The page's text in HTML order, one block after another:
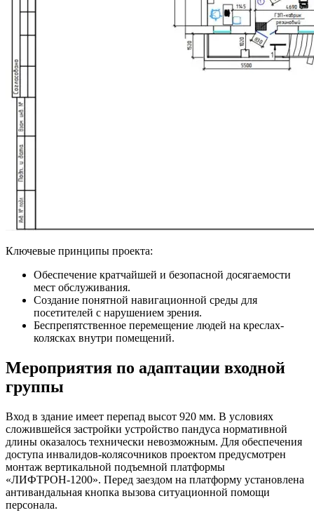
Ключевые принципы проекта:
Обеспечение кратчайшей и безопасной досягаемости
мест обслуживания.
Создание понятной навигационной среды для
посетителей с нарушением зрения.
Беспрепятственное перемещение людей на креслах-
колясках внутри помещений.
Мероприятия по адаптации входной
группы
Вход в здание имеет перепад высот 920 мм. В условиях
сложившейся застройки устройство пандуса нормативной
длины оказалось технически невозможным. Для обеспечения
доступа инвалидов-колясочников проектом предусмотрен
монтаж вертикальной подъемной платформы
«ЛИФТРОН-1200». Перед заездом на платформу установлена
антивандальная кнопка вызова ситуационной помощи
персонала.